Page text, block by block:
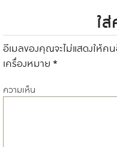
ใส่
อีเมลของคุณจะไม่แสดงให้ค
เครื่องหมาย *
ความเห็น